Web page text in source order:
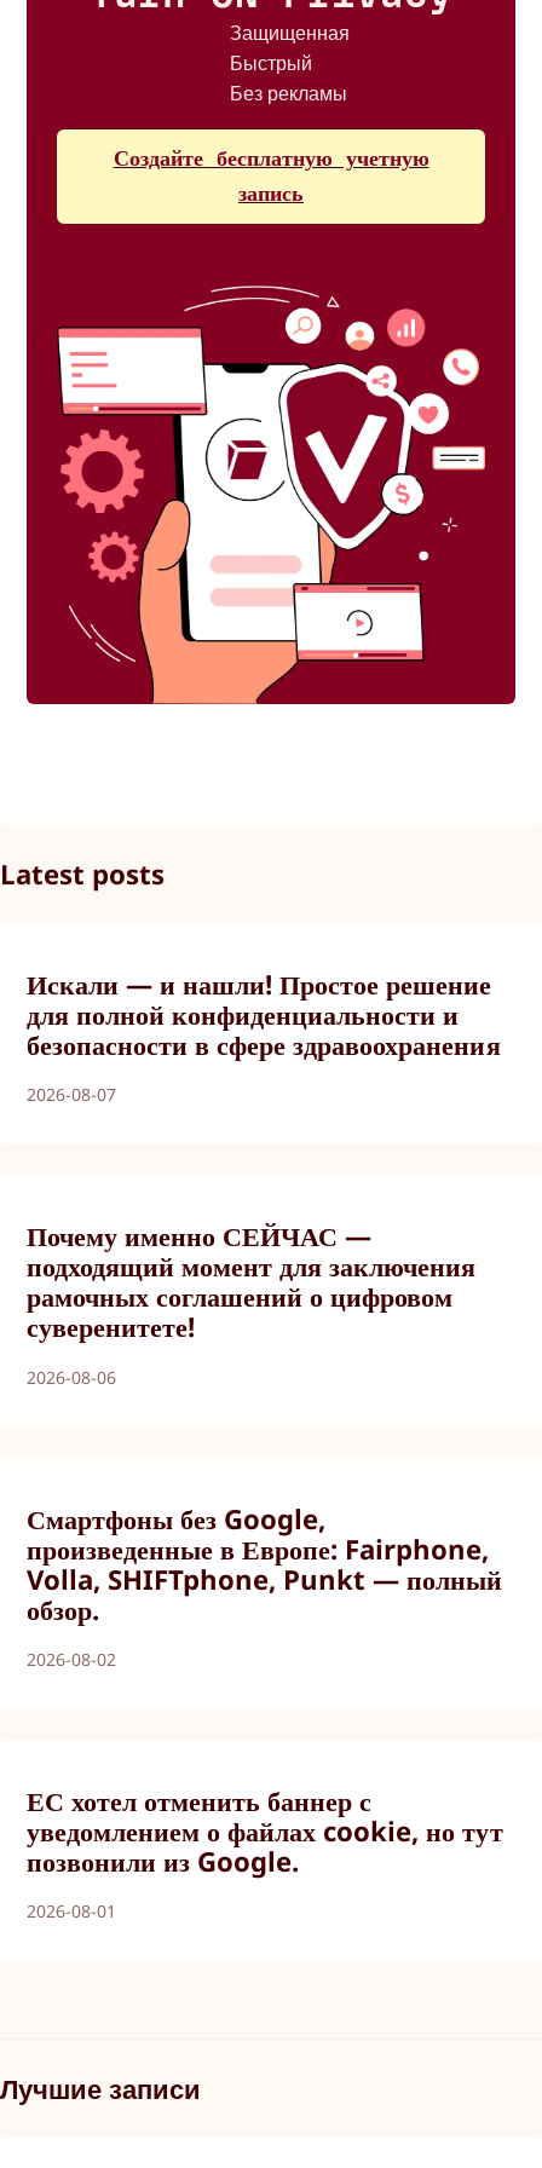
Защищенная
Быстрый
Без рекламы
Создайте бесплатную учетную
запись
Latest posts
Искали — и нашли! Простое решение
для полной конфиденциальности и
безопасности в сфере здравоохранения
2026-08-07
Почему именно СЕЙЧАС —
подходящий момент для заключения
рамочных соглашений о цифровом
суверенитете!
2026-08-06
Смартфоны без Google,
произведенные в Европе: Fairphone,
Volla, SHIFTphone, Punkt — полный
обзор.
2026-08-02
ЕС хотел отменить баннер с
уведомлением о файлах cookie, но тут
позвонили из Google.
2026-08-01
Лучшие записи